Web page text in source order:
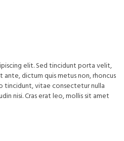
elit. Sed tincidunt porta velit,
ante, dictum quis metus non, rhoncus
tincidunt, vitae consectetur nulla
nisi. Cras erat leo, mollis sit amet